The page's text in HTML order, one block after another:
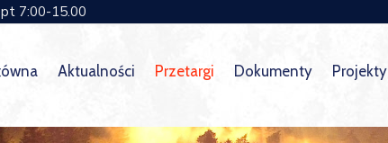
7:00-15.00
Aktualności Przetargi Dokumenty Projekty